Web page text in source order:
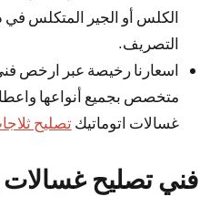
الكلس أو الجير المتكلس في
التصريف.
اسعارنا رخيصة عبر ارخص
متخصص بجميع أنواعها
غسالات اتوماتيكتصليح
فني تصليح